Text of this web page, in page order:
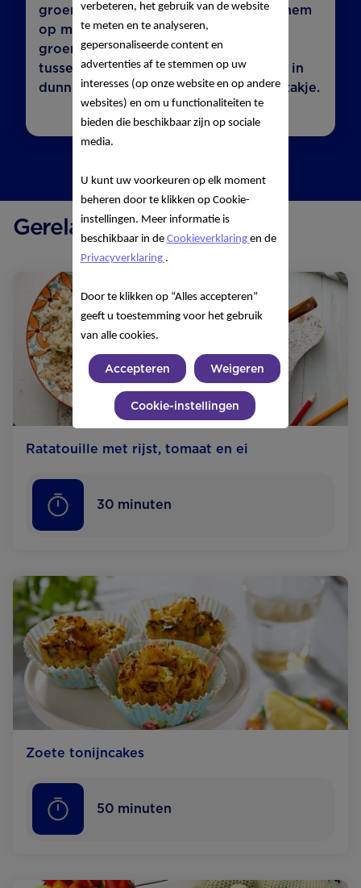
groente. Vaak is hij dan al moe. Geef hem
op meerdere momenten van de dag
groente. Bijvoorbeeld rauwkost als
tussendoortje. Snijd een paprika eens in
dunne reepjes en geef ze in een frietzakje.
Gerelateerde recepten
Ratatouille met rijst, tomaat en ei
30 minuten
Zoete tonijncakes
50 minuten
verbeteren, het gebruik van de website
te meten en te analyseren,
gepersonaliseerde content en
advertenties af te stemmen op uw
interesses (op onze website en op andere
websites) en om u functionaliteiten te
bieden die beschikbaar zijn op sociale
media.
U kunt uw voorkeuren op elk moment
beheren door te klikken op Cookie-
instellingen. Meer informatie is
beschikbaar in de Cookieverklaring en de
Privacyverklaring .
Door te klikken op “Alles accepteren”
geeft u toestemming voor het gebruik
van alle cookies.
Accepteren Weigeren
Cookie-instellingen